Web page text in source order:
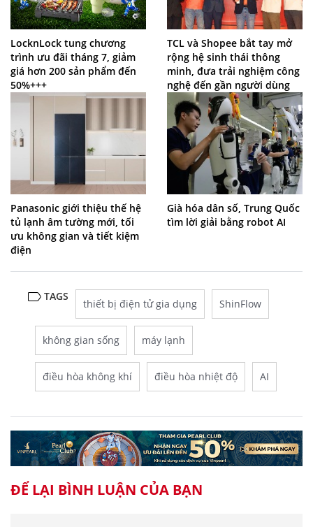
LocknLock tung chương
trình ưu đãi tháng 7, giảm
giá hơn 200 sản phẩm đến
50%+++
TCL và Shopee bắt tay mở
rộng hệ sinh thái thông
minh, đưa trải nghiệm công
nghệ đến gần người dùng
Panasonic giới thiệu thế hệ
tủ lạnh âm tường mới, tối
ưu không gian và tiết kiệm
điện
Già hóa dân số, Trung Quốc
tìm lời giải bằng robot AI
TAGS
thiết bị điện tử gia dụng ShinFlow
không gian sống máy lạnh
điều hòa không khí điều hòa nhiệt độ AI
ĐỂ LẠI BÌNH LUẬN CỦA BẠN